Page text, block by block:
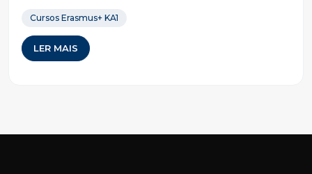
Cursos Erasmus+ KA1
LER MAIS